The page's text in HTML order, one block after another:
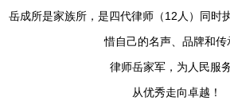
岳成所是家族所，是四代律师（12人）同时
惜自己的名声、品牌和传
律师岳家军，为人民服
从优秀走向卓越！